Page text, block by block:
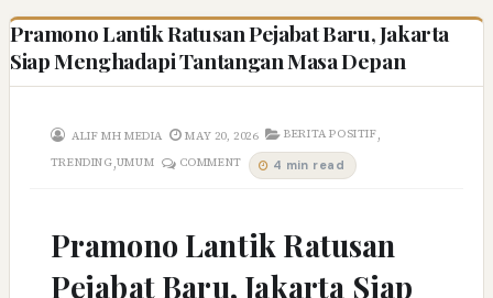
Pramono Lantik Ratusan Pejabat Baru, Jakarta
Siap Menghadapi Tantangan Masa Depan
ALIF MH MEDIA MAY 20, 2026 BERITA POSITIF,
TRENDING,UMUM COMMENT 4 min read
Pramono Lantik Ratusan
Pejabat Baru, Jakarta Siap